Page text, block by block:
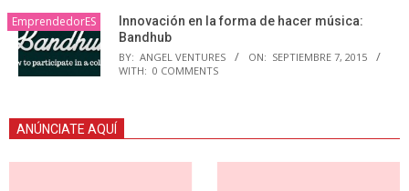
EmprendedorES
Innovación en la forma de hacer música:
Bandhub
BY: ANGEL VENTURES ON: SEPTIEMBRE 7, 2015
WITH: 0 COMMENTS
ANÚNCIATE AQUÍ